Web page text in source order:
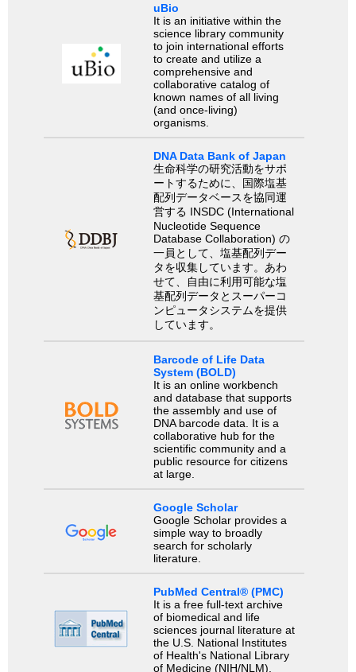
uBio
It is an initiative within the
science library community
to join international efforts
to create and utilize a
comprehensive and
collaborative catalog of
known names of all living
(and once-living)
organisms.
DNA Data Bank of Japan
生命科学の研究活動をサポ
ートするために、国際塩基
配列データベースを協同運
営する INSDC (International
Nucleotide Sequence
Database Collaboration) の
一員として、塩基配列デー
タを収集しています。あわ
せて、自由に利用可能な塩
基配列データとスーパーコ
ンピュータシステムを提供
しています。
Barcode of Life Data
System (BOLD)
It is an online workbench
and database that supports
the assembly and use of
DNA barcode data. It is a
collaborative hub for the
scientific community and a
public resource for citizens
at large.
Google Scholar
Google Scholar provides a
simple way to broadly
search for scholarly
literature.
PubMed Central® (PMC)
It is a free full-text archive
of biomedical and life
sciences journal literature at
the U.S. National Institutes
of Health's National Library
of Medicine (NIH/NLM).